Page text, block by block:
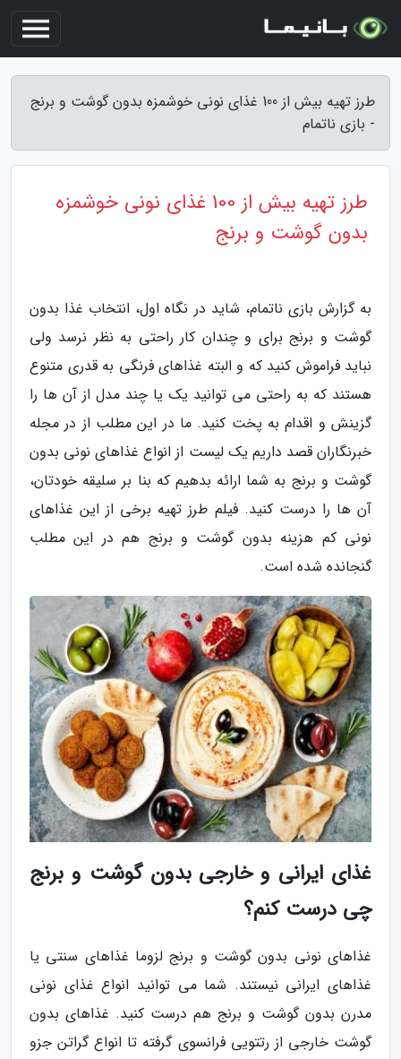
طرز تهیه بیش از 100 غذای نونی خوشمزه بدون گوشت و برنج
- بازی ناتمام
طرز تهیه بیش از 100 غذای نونی خوشمزه
بدون گوشت و برنج
به گزارش بازی ناتمام، شاید در نگاه اول، انتخاب غذا بدون
گوشت و برنج برای و چندان کار راحتی به نظر نرسد ولی
نباید فراموش کنید که و البته غذاهای فرنگی به قدری متنوع
هستند که به راحتی می توانید یک یا چند مدل از آن ها را
گزینش و اقدام به پخت کنید. ما در این مطلب از در مجله
خبرنگاران قصد داریم یک لیست از انواع غذاهای نونی بدون
گوشت و برنج به شما ارائه بدهیم که بنا بر سلیقه خودتان،
آن ها را درست کنید. فیلم طرز تهیه برخی از این غذاهای
نونی کم هزینه بدون گوشت و برنج هم در این مطلب
گنجانده شده است.
غذای ایرانی و خارجی بدون گوشت و برنج
چی درست کنم؟
غذاهای نونی بدون گوشت و برنج لزوما غذاهای سنتی یا
غذاهای ایرانی نیستند. شما می توانید انواع غذای نونی
مدرن بدون گوشت و برنج هم درست کنید. غذاهای بدون
گوشت خارجی از رتتویی فرانسوی گرفته تا انواع گراتن جزو